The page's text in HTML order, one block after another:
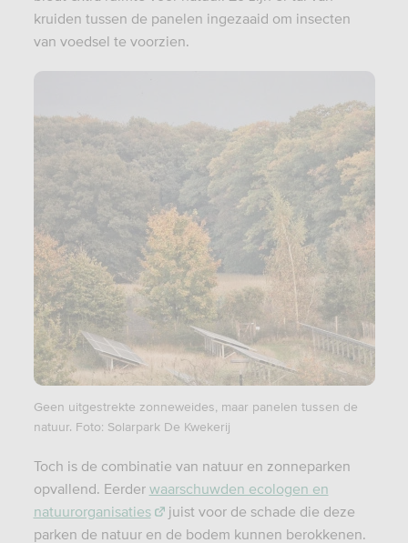
kruiden tussen de panelen ingezaaid om insecten
van voedsel te voorzien.
Geen uitgestrekte zonneweides, maar panelen tussen de
natuur. Foto: Solarpark De Kwekerij
Toch is de combinatie van natuur en zonneparken
opvallend. Eerder waarschuwden ecologen en
natuurorganisaties
juist voor de schade die deze
parken de natuur en de bodem kunnen berokkenen.